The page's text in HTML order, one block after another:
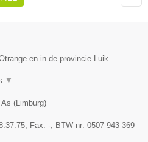
en in de provincie Luik.
▼
As ( Limburg)
, Fax: - , BTW-nr: 0507 943 369